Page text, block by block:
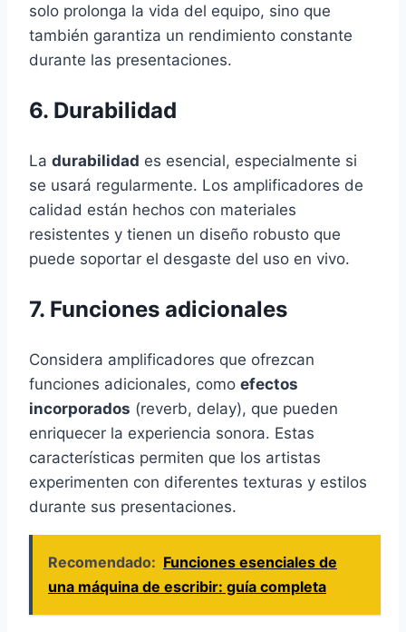
solo prolonga la vida del equipo, sino que
también garantiza un rendimiento constante
durante las presentaciones.
6. Durabilidad
La durabilidad es esencial, especialmente si
se usará regularmente. Los amplificadores de
calidad están hechos con materiales
resistentes y tienen un diseño robusto que
puede soportar el desgaste del uso en vivo.
7. Funciones adicionales
Considera amplificadores que ofrezcan
funciones adicionales, como efectos
incorporados (reverb, delay), que pueden
enriquecer la experiencia sonora. Estas
características permiten que los artistas
experimenten con diferentes texturas y estilos
durante sus presentaciones.
Recomendado: Funciones esenciales de
una máquina de escribir: guía completa